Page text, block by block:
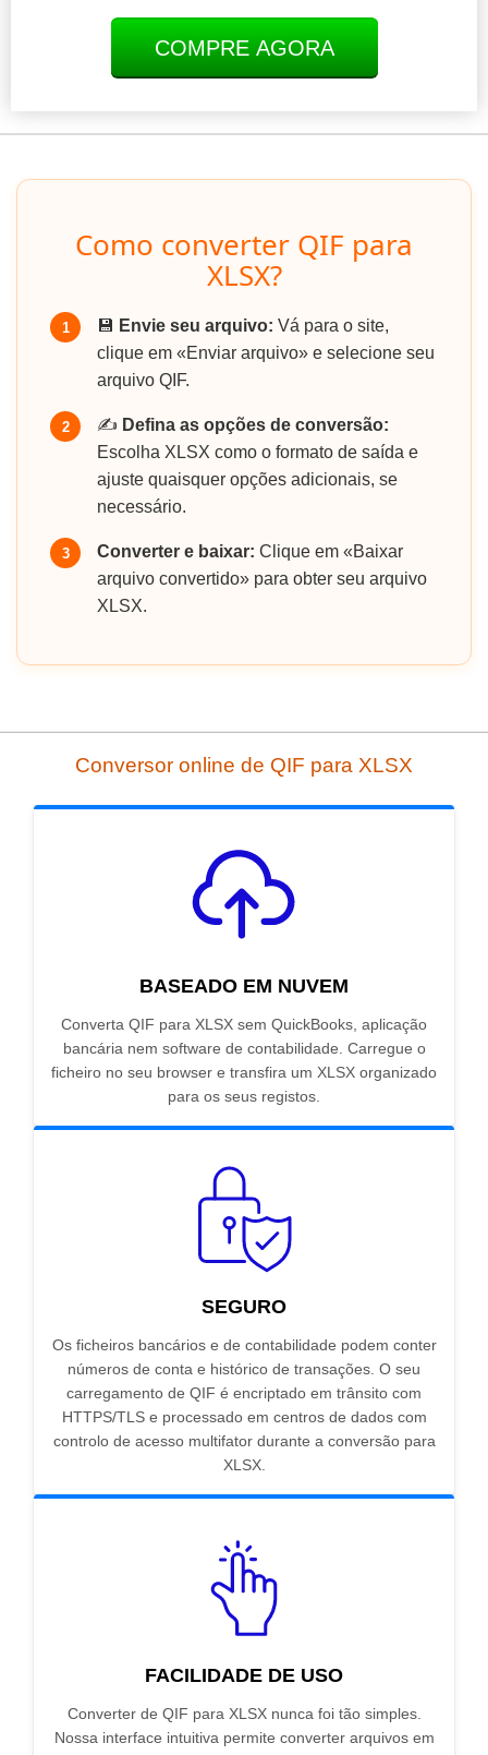
COMPRE AGORA
Como converter QIF para
XLSX?
1 💾 Envie seu arquivo: Vá para o site,
clique em «Enviar arquivo» e selecione seu
arquivo QIF.
2 ✍️ Defina as opções de conversão:
Escolha XLSX como o formato de saída e
ajuste quaisquer opções adicionais, se
necessário.
3 Converter e baixar: Clique em «Baixar
arquivo convertido» para obter seu arquivo
XLSX.
Conversor online de QIF para XLSX
BASEADO EM NUVEM
Converta QIF para XLSX sem QuickBooks, aplicação
bancária nem software de contabilidade. Carregue o
ficheiro no seu browser e transfira um XLSX organizado
para os seus registos.
SEGURO
Os ficheiros bancários e de contabilidade podem conter
números de conta e histórico de transações. O seu
carregamento de QIF é encriptado em trânsito com
HTTPS/TLS e processado em centros de dados com
controlo de acesso multifator durante a conversão para
XLSX.
FACILIDADE DE USO
Converter de QIF para XLSX nunca foi tão simples.
Nossa interface intuitiva permite converter arquivos em